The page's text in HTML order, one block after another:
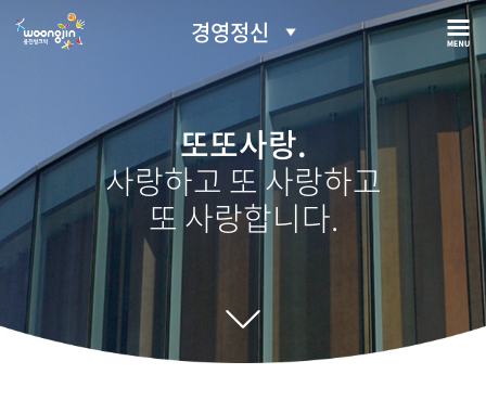
경영정신
또또사랑.
사랑하고 또 사랑하고
또 사랑합니다.